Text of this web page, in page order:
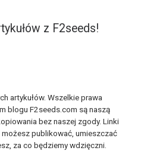
z F2seeds!
artykułów. Wszelkie prawa
blogu F2seeds.com są naszą
bez naszej zgody. Linki
publikować, umieszczać
za co będziemy wdzięczni.